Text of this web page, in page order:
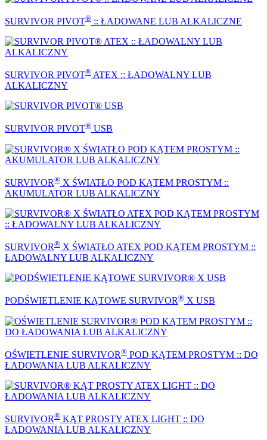
SURVIVOR PIVOT® :: ŁADOWANE LUB ALKALICZNE
SURVIVOR PIVOT® ATEX :: ŁADOWALNY LUB
ALKALICZNY
SURVIVOR PIVOT® USB
SURVIVOR® X ŚWIATŁO POD KĄTEM PROSTYM ::
AKUMULATOR LUB ALKALICZNY
SURVIVOR® X ŚWIATŁO ATEX POD KĄTEM PROSTYM ::
ŁADOWALNY LUB ALKALICZNY
PODŚWIETLENIE KĄTOWE SURVIVOR® X USB
OŚWIETLENIE SURVIVOR® POD KĄTEM PROSTYM :: DO
ŁADOWANIA LUB ALKALICZNY
SURVIVOR® KĄT PROSTY ATEX LIGHT :: DO
ŁADOWANIA LUB ALKALICZNY